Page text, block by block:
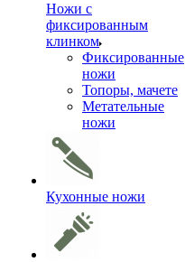
Ножи с
фиксированным
клинком
Фиксированные
ножи
Топоры, мачете
Метательные
ножи
Кухонные ножи